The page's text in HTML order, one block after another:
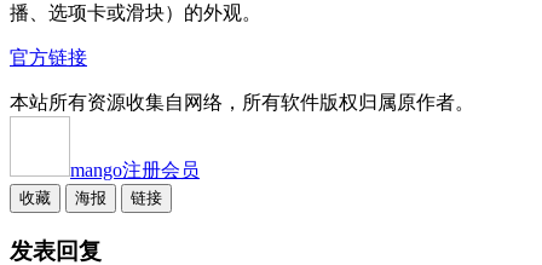
播、选项卡或滑块）的外观。
官方链接
本站所有资源收集自网络，所有软件版权归属原作者。
mango注册会员
收藏 海报 链接
发表回复